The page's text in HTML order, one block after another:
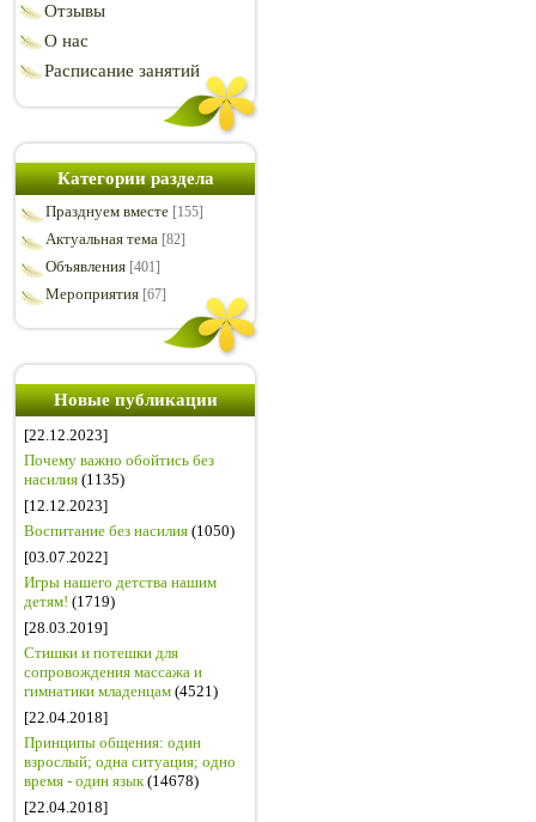
Отзывы
О нас
Расписание занятий
Категории раздела
Празднуем вместе [155]
Актуальная тема [82]
Объявления [401]
Мероприятия [67]
Новые публикации
[22.12.2023]
Почему важно обойтись без
насилия (1135)
[12.12.2023]
Воспитание без насилия (1050)
[03.07.2022]
Игры нашего детства нашим
детям! (1719)
[28.03.2019]
Стишки и потешки для
сопровождения массажа и
гимнатики младенцам (4521)
[22.04.2018]
Принципы общения: один
взрослый; одна ситуация; одно
время - один язык(14678)
[22.04.2018]